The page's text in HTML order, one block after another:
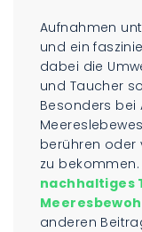
Aufnahmen
und ein
dabei die
und Taucher
Besonders bei
berühren oder
zu
nachhaltiges
anderen